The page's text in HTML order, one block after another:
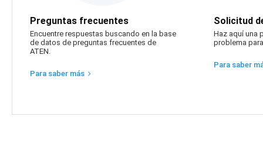
Preguntas frecuentes
Encuentre respuestas buscando en la base
de datos de preguntas frecuentes de
ATEN.
Para saber más
Solicitud
Haz aquí una
problema
Para saber